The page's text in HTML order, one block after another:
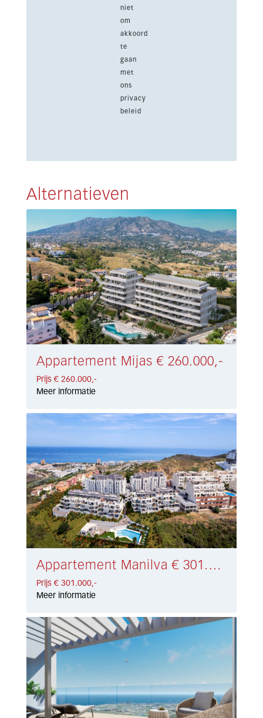
niet
om
akkoord
te
gaan
met
ons
privacy
beleid
Alternatieven
Appartement Mijas € 260.000,-
Prijs € 260.000,-
Meer informatie
Appartement Manilva € 301.000,-
Prijs € 301.000,-
Meer informatie